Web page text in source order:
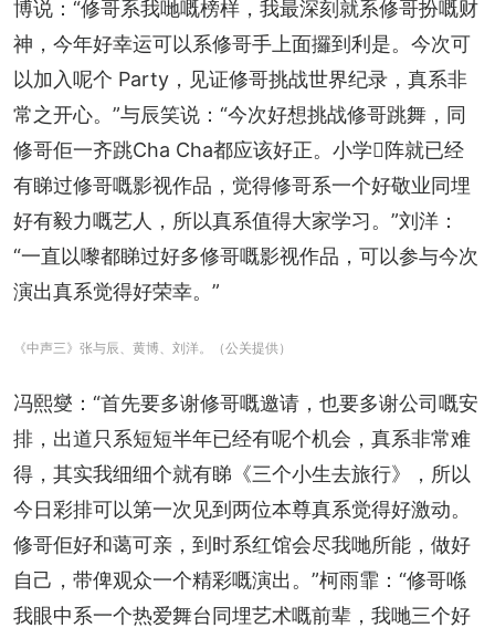
博说：“修哥系我哋嘅榜样，我最深刻就系修哥扮嘅财
神，今年好幸运可以系修哥手上面攞到利是。今次可
以加入呢个 Party，见证修哥挑战世界纪录，真系非
常之开心。”与辰笑说：“今次好想挑战修哥跳舞，同
修哥佢一齐跳Cha Cha都应该好正。小学𠮶阵就已经
有睇过修哥嘅影视作品，觉得修哥系一个好敬业同埋
好有毅力嘅艺人，所以真系值得大家学习。”刘洋：
“一直以嚟都睇过好多修哥嘅影视作品，可以参与今次
演出真系觉得好荣幸。”
《中声三》张与辰、黄博、刘洋。（公关提供）
冯熙燮：“首先要多谢修哥嘅邀请，也要多谢公司嘅安
排，出道只系短短半年已经有呢个机会，真系非常难
得，其实我细细个就有睇《三个小生去旅行》，所以
今日彩排可以第一次见到两位本尊真系觉得好激动。
修哥佢好和蔼可亲，到时系红馆会尽我哋所能，做好
自己，带俾观众一个精彩嘅演出。”柯雨霏：“修哥喺
我眼中系一个热爱舞台同埋艺术嘅前辈，我哋三个好